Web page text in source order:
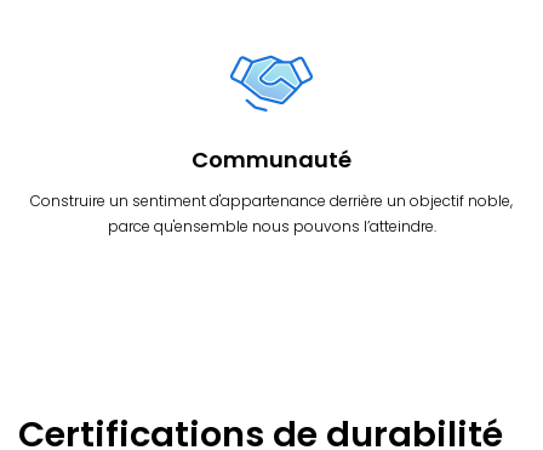
Communauté
Construire un sentiment d'appartenance derrière un objectif noble,
parce qu'ensemble nous pouvons l’atteindre.
Certifications de durabilité